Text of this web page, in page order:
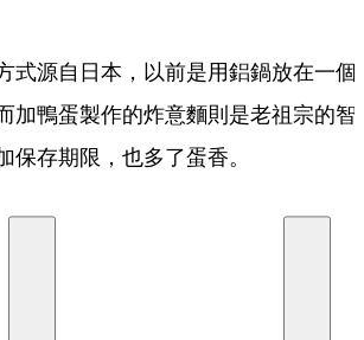
式源自日本，以前是用鋁鍋放在一個
加鴨蛋製作的炸意麵則是老祖宗的智
保存期限，也多了蛋香。